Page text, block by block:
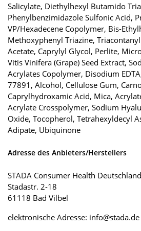
Salicylate, Diethylhexyl Butamido
Phenylbenzimidazole Sulfonic Acid,
VP/Hexadecene Copolymer, Bis-
Methoxyphenyl Triazine,
Acetate, Caprylyl Glycol, Perlite,
Vitis Vinifera (Grape) Seed Extract,
Acrylates Copolymer, Disodium
77891, Alcohol, Cellulose Gum,
Caprylhydroxamic Acid, Mica,
Acrylate Crosspolymer, Sodium
Oxide, Tocopherol, Tetrahexyldecyl
Adipate, Ubiquinone
Adresse des Anbieters/Herstellers
STADA Consumer Health
Stadastr. 2-18
61118 Bad Vilbel
elektronische Adresse: info@stada.de